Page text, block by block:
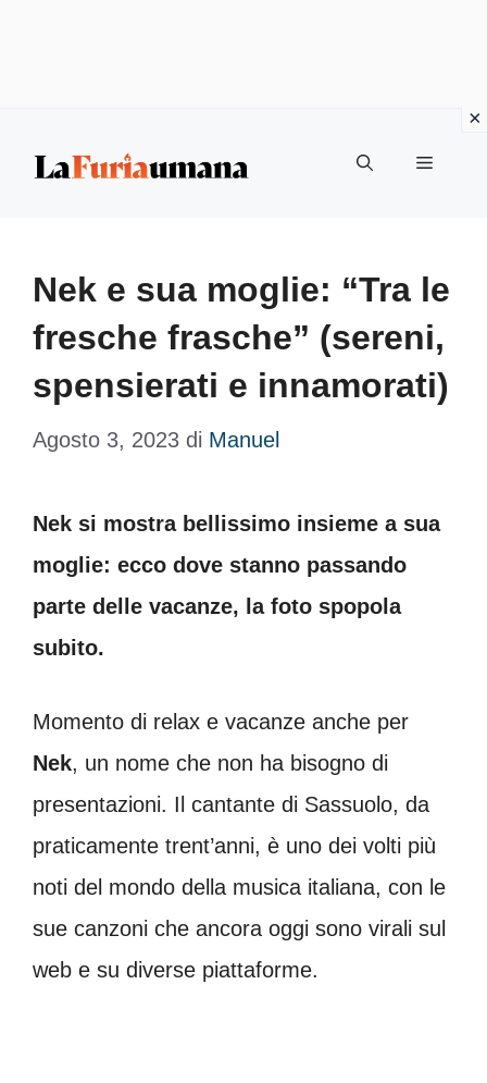
Menu
Nek e sua moglie: “Tra le
fresche frasche” (sereni,
spensierati e innamorati)
Agosto 3, 2023 di Manuel
Nek si mostra bellissimo insieme a sua
moglie: ecco dove stanno passando
parte delle vacanze, la foto spopola
subito.
Momento di relax e vacanze anche per
Nek, un nome che non ha bisogno di
presentazioni. Il cantante di Sassuolo, da
praticamente trent’anni, è uno dei volti più
noti del mondo della musica italiana, con le
sue canzoni che ancora oggi sono virali sul
web e su diverse piattaforme.